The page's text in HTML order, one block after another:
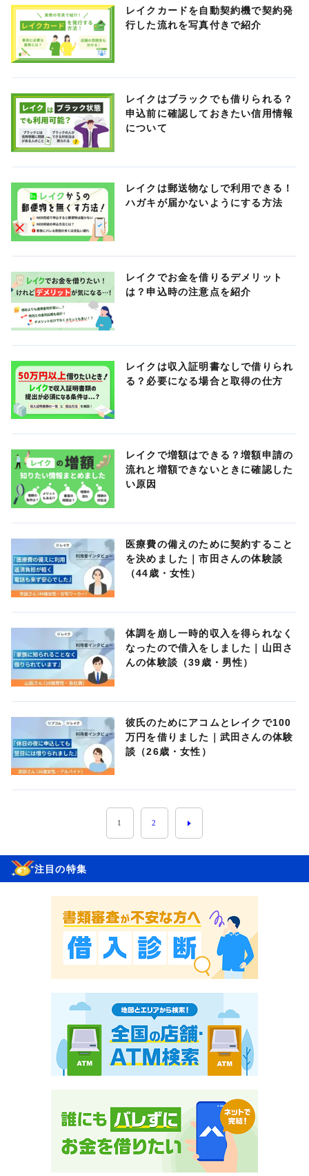
レイクカードを自動契約機で契約発
行した流れを写真付きで紹介
レイクはブラックでも借りられる？
申込前に確認しておきたい信用情報
について
レイクは郵送物なしで利用できる！
ハガキが届かないようにする方法
レイクでお金を借りるデメリット
は？申込時の注意点を紹介
レイクは収入証明書なしで借りられ
る？必要になる場合と取得の仕方
レイクで増額はできる？増額申請の
流れと増額できないときに確認した
い原因
医療費の備えのために契約すること
を決めました｜市田さんの体験談
（44歳・女性）
体調を崩し一時的収入を得られなく
なったので借入をしました｜山田さ
んの体験談（39歳・男性）
彼氏のためにアコムとレイクで100
万円を借りました｜武田さんの体験
談（26歳・女性）
1 2
注目の特集